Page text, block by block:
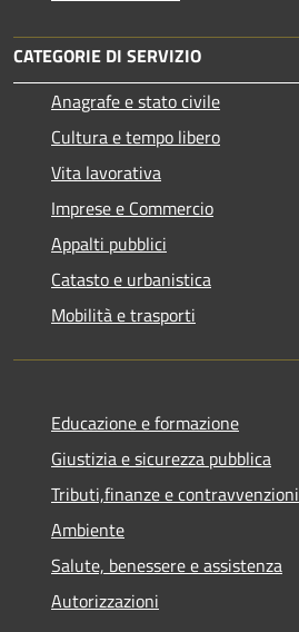
CATEGORIE DI SERVIZIO
Anagrafe e stato civile
Cultura e tempo libero
Vita lavorativa
Imprese e Commercio
Appalti pubblici
Catasto e urbanistica
Mobilità e trasporti
Educazione e formazione
Giustizia e sicurezza pubblica
Tributi,finanze e contravvenzioni
Ambiente
Salute, benessere e assistenza
Autorizzazioni